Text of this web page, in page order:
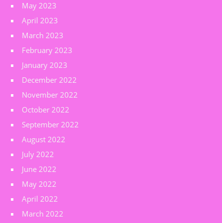
May 2023
April 2023
March 2023
February 2023
January 2023
December 2022
November 2022
October 2022
September 2022
August 2022
July 2022
June 2022
May 2022
April 2022
March 2022